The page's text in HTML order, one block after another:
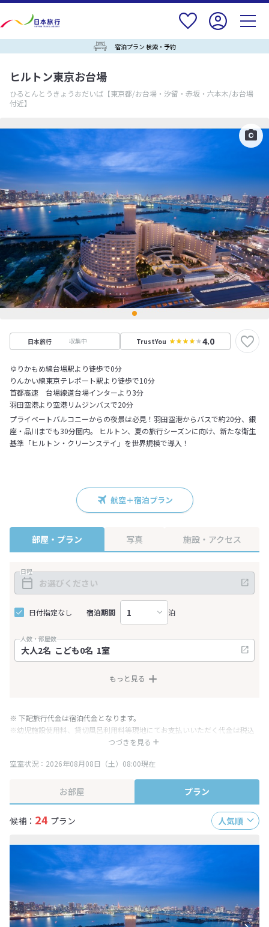
宿泊プラン 検索・予約
ヒルトン東京お台場
ひるとんとうきょうおだいば 【東京都/お台場・汐留・赤坂・六本木/お台場
付近】
日本旅行 収集中 TrustYou 4.0
ゆりかもめ線台場駅より徒歩で0分
りんかい線東京テレポート駅より徒歩で10分
首都高速 台場線道台場インターより3分
羽田空港より空港リムジンバスで20分
プライベートバルコニーからの夜景は必見！羽田空港からバスで約20分、銀
座・品川までも30分圏内。 ヒルトン、夏の旅行シーズンに向け、新たな衛生
基準「ヒルトン・クリーンステイ」を世界規模で導入！
航空＋宿泊プラン
部屋・プラン 写真 施設・アクセス
日程
日付指定なし 宿泊期間 泊
人数・部屋数
もっと見る
つづきを見る
※ 下記旅行代金は宿泊代金となります。
※幼児施設使用料、貸切風呂利用料等現地にてお支払いいただく代金は税込
み表記となりますが、消費税増税に伴い代金が一部変更となる場合がござい
※表示されている旅行代金・プラン内容は一定時間ごとに更新されます。最
空室状況：2026年08月08日（土）08:00現在
お部屋 プラン
候補： 24 プラン 人気順